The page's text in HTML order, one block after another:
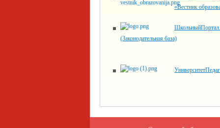
«Вестник
(Законодательная база)